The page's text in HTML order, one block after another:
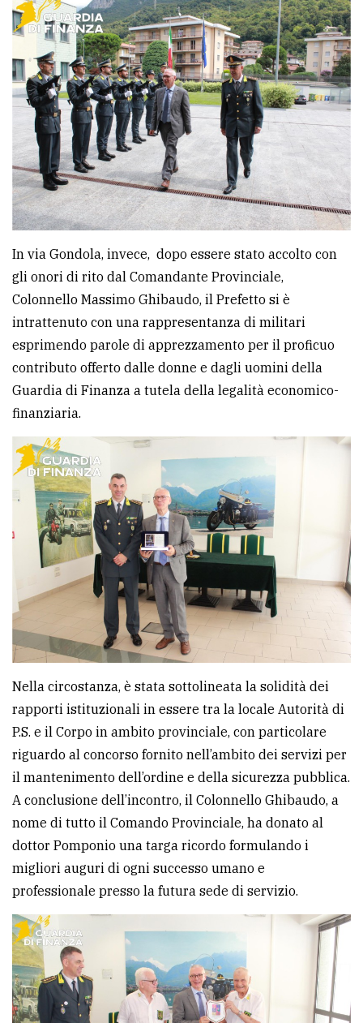
In via Gondola, invece, dopo essere stato accolto con
gli onori di rito dal Comandante Provinciale,
Colonnello Massimo Ghibaudo, il Prefetto si è
intrattenuto con una rappresentanza di militari
esprimendo parole di apprezzamento per il proficuo
contributo offerto dalle donne e dagli uomini della
Guardia di Finanza a tutela della legalità economico-
finanziaria.
Nella circostanza, è stata sottolineata la solidità dei
rapporti istituzionali in essere tra la locale Autorità di
P.S. e il Corpo in ambito provinciale, con particolare
riguardo al concorso fornito nell’ambito dei servizi per
il mantenimento dell’ordine e della sicurezza pubblica.
A conclusione dell’incontro, il Colonnello Ghibaudo, a
nome di tutto il Comando Provinciale, ha donato al
dottor Pomponio una targa ricordo formulando i
migliori auguri di ogni successo umano e
professionale presso la futura sede di servizio.